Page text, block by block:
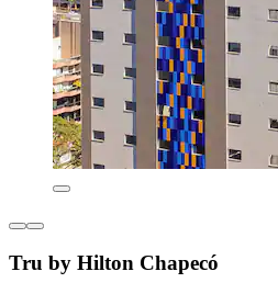
Tru by Hilton Chapecó